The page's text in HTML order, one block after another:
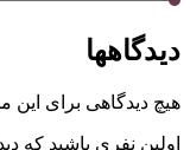
دیدگاهها
هیچ دیدگاهی برای
اولین نفری باشید که